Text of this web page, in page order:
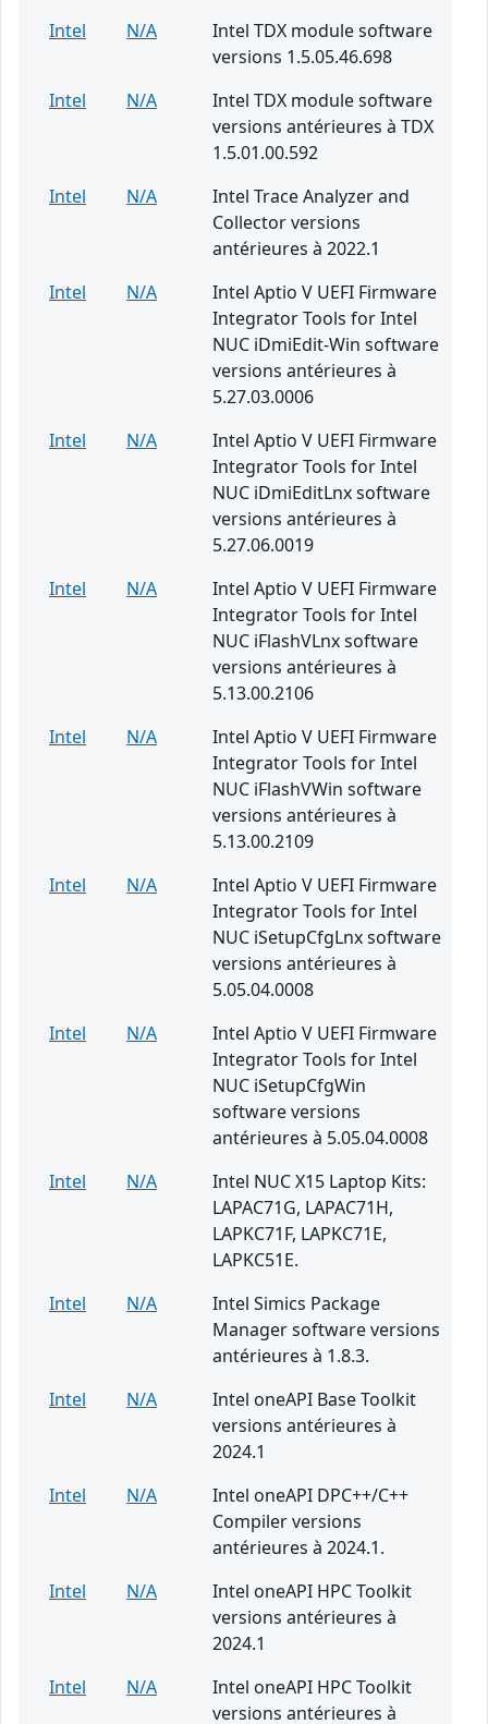
Intel
N/A
Intel TDX module software
versions 1.5.05.46.698
Intel
N/A
Intel TDX module software
versions antérieures à TDX
1.5.01.00.592
Intel
N/A
Intel Trace Analyzer and
Collector versions
antérieures à 2022.1
Intel
N/A
Intel Aptio V UEFI Firmware
Integrator Tools for Intel
NUC iDmiEdit-Win software
versions antérieures à
5.27.03.0006
Intel
N/A
Intel Aptio V UEFI Firmware
Integrator Tools for Intel
NUC iDmiEditLnx software
versions antérieures à
5.27.06.0019
Intel
N/A
Intel Aptio V UEFI Firmware
Integrator Tools for Intel
NUC iFlashVLnx software
versions antérieures à
5.13.00.2106
Intel
N/A
Intel Aptio V UEFI Firmware
Integrator Tools for Intel
NUC iFlashVWin software
versions antérieures à
5.13.00.2109
Intel
N/A
Intel Aptio V UEFI Firmware
Integrator Tools for Intel
NUC iSetupCfgLnx software
versions antérieures à
5.05.04.0008
Intel
N/A
Intel Aptio V UEFI Firmware
Integrator Tools for Intel
NUC iSetupCfgWin
software versions
antérieures à 5.05.04.0008
Intel
N/A
Intel NUC X15 Laptop Kits:
LAPAC71G, LAPAC71H,
LAPKC71F, LAPKC71E,
LAPKC51E.
Intel
N/A
Intel Simics Package
Manager software versions
antérieures à 1.8.3.
Intel
N/A
Intel oneAPI Base Toolkit
versions antérieures à
2024.1
Intel
N/A
Intel oneAPI DPC++/C++
Compiler versions
antérieures à 2024.1.
Intel
N/A
Intel oneAPI HPC Toolkit
versions antérieures à
2024.1
Intel
N/A
Intel oneAPI HPC Toolkit
versions antérieures à